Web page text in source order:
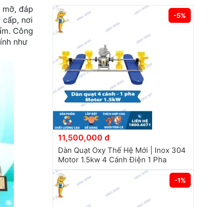
đáp
cấp, nơi
Công
như
-5%
11,500,000 đ
Dàn Quạt Oxy Thế Hệ Mới | Inox 304
Motor 1.5kw 4 Cánh Điện 1 Pha
-1%